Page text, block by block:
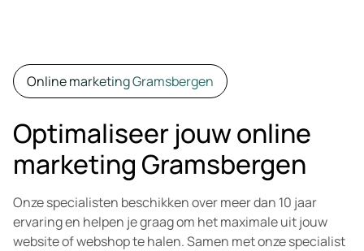
Online marketing Gramsbergen
Optimaliseer jouw online
marketing Gramsbergen
Onze specialisten beschikken over meer dan 10 jaar
ervaring en helpen je graag om het maximale uit jouw
website of webshop te halen. Samen met onze specialist